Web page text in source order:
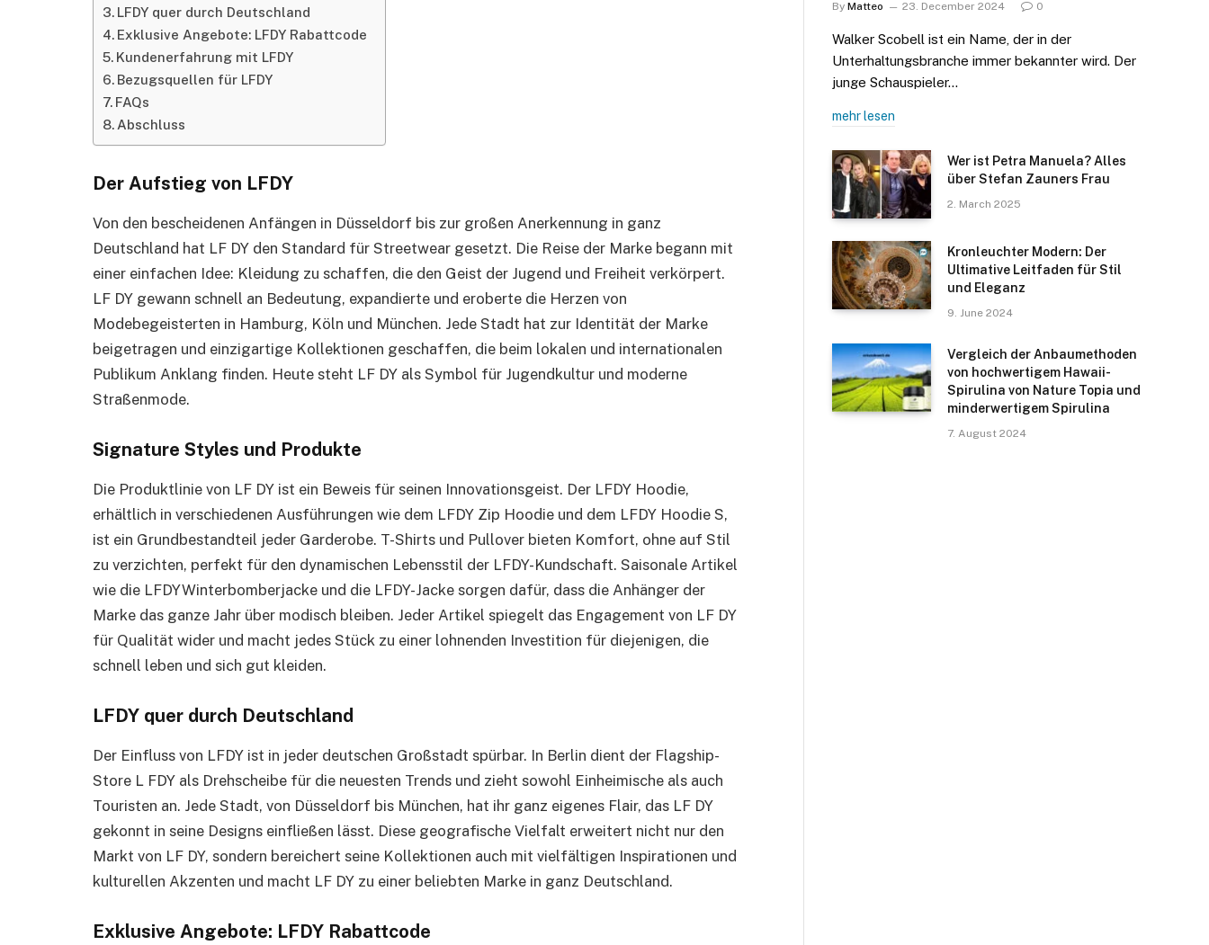
LFDY quer durch Deutschland
Exklusive Angebote: LFDY Rabattcode
Kundenerfahrung mit LFDY
Bezugsquellen für LFDY
FAQs
Abschluss
Der Aufstieg von LFDY
Von den bescheidenen Anfängen in Düsseldorf bis zur großen Anerkennung in ganz
Deutschland hat LF DY den Standard für Streetwear gesetzt. Die Reise der Marke begann mit
einer einfachen Idee: Kleidung zu schaffen, die den Geist der Jugend und Freiheit verkörpert.
LF DY gewann schnell an Bedeutung, expandierte und eroberte die Herzen von
Modebegeisterten in Hamburg, Köln und München. Jede Stadt hat zur Identität der Marke
beigetragen und einzigartige Kollektionen geschaffen, die beim lokalen und internationalen
Publikum Anklang finden. Heute steht LF DY als Symbol für Jugendkultur und moderne
Straßenmode.
Signature Styles und Produkte
Die Produktlinie von LF DY ist ein Beweis für seinen Innovationsgeist. Der LFDY Hoodie,
erhältlich in verschiedenen Ausführungen wie dem LFDY Zip Hoodie und dem LFDY Hoodie S,
ist ein Grundbestandteil jeder Garderobe. T-Shirts und Pullover bieten Komfort, ohne auf Stil
zu verzichten, perfekt für den dynamischen Lebensstil der LFDY-Kundschaft. Saisonale Artikel
wie die LFDYWinterbomberjacke und die LFDY-Jacke sorgen dafür, dass die Anhänger der
Marke das ganze Jahr über modisch bleiben. Jeder Artikel spiegelt das Engagement von LF DY
für Qualität wider und macht jedes Stück zu einer lohnenden Investition für diejenigen, die
schnell leben und sich gut kleiden.
LFDY quer durch Deutschland
Der Einfluss von LFDY ist in jeder deutschen Großstadt spürbar. In Berlin dient der Flagship-
Store L FDY als Drehscheibe für die neuesten Trends und zieht sowohl Einheimische als auch
Touristen an. Jede Stadt, von Düsseldorf bis München, hat ihr ganz eigenes Flair, das LF DY
gekonnt in seine Designs einfließen lässt. Diese geografische Vielfalt erweitert nicht nur den
Markt von LF DY, sondern bereichert seine Kollektionen auch mit vielfältigen Inspirationen und
kulturellen Akzenten und macht LF DY zu einer beliebten Marke in ganz Deutschland.
Exklusive Angebote: LFDY Rabattcode
By Matteo 23. December 2024 0
Walker Scobell ist ein Name, der in der
Unterhaltungsbranche immer bekannter wird. Der
junge Schauspieler…
mehr lesen
Wer ist Petra Manuela? Alles
über Stefan Zauners Frau
2. March 2025
Kronleuchter Modern: Der
Ultimative Leitfaden für Stil
und Eleganz
9. June 2024
Vergleich der Anbaumethoden
von hochwertigem Hawaii-
Spirulina von Nature Topia und
minderwertigem Spirulina
7. August 2024